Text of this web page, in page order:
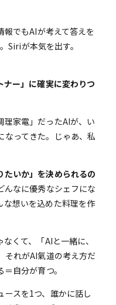
でもAIが考えて答えを
Siriが本気を出す。
ー」に確実に変わりつ
理家電」だったAIが、い
なってきた。じゃあ、私
たいか」を決められるの
んなに優秀なシェフにな
な想いを込めた料理を作
くて、「AIと一緒に、
それがAI氣道の考え方だ
自分が育つ。
スを1つ、誰かに話し